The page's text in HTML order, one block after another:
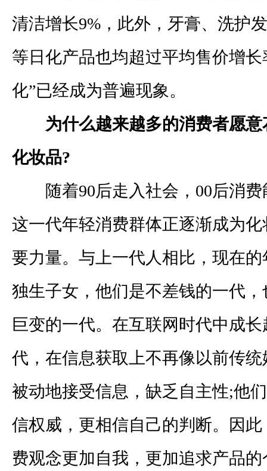
清洁增长9% ，此外，牙膏、洗护
等日化产品也均超过平均售价增长
化”已经成为普遍现象。
为什么越来越多的消费者愿意
化妆品?
随着90后走入社会， 00后消
这一代年轻消费群体正逐渐成为
要力量。与上一代人相比，现在
独生子女，他们是不差钱的一代
巨变的一代。在互联网时代中成
代，在信息获取上不再像以前传
被动地接受信息，缺乏自主性;他
信权威，更相信自己的判断。因
费观念更加自我，更加追求产品